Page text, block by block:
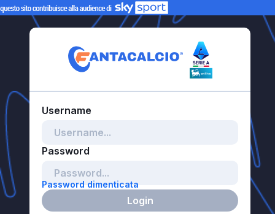
Password dimenticata
Login